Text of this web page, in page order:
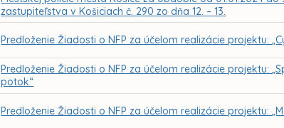
zastupiteľstva v Košiciach č. 290 zo dňa 12. – 13.
Predloženie Žiadosti o NFP za účelom realizácie projektu:
Predloženie Žiadosti o NFP za účelom realizácie projektu:
potok“
Predloženie Žiadosti o NFP za účelom realizácie projektu: